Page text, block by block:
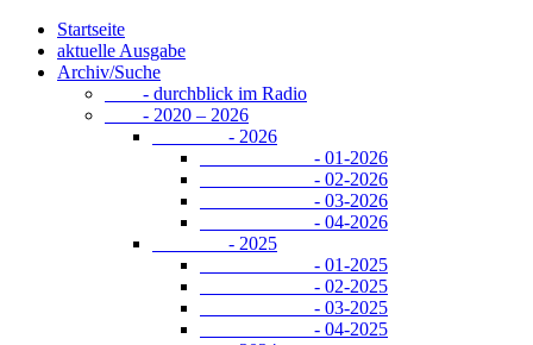
Startseite
aktuelle Ausgabe
Archiv/Suche
- durchblick im Radio
- 2020 – 2026
- 2026
- 01-2026
- 02-2026
- 03-2026
- 04-2026
- 2025
- 01-2025
- 02-2025
- 03-2025
- 04-2025